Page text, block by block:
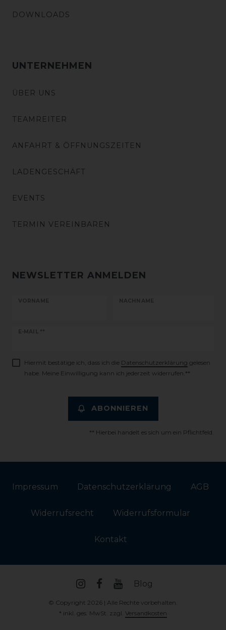
DOWNLOADS
UNTERNEHMEN
ÜBER UNS
TEAMREITER
ANFAHRT & ÖFFNUNGSZEITEN
LADENGESCHÄFT
EVENTS
TERMIN VEREINBAREN
NEWSLETTER ANMELDEN
VORNAME NACHNAME
E-MAIL **
Newsletter
Hiermit bestätige ich, dass ich die Daten­schutz­erklärung gelesen
habe. Meine Einwilligung kann ich jederzeit widerrufen.**
ABONNIEREN
** Hierbei handelt es sich um ein Pflichtfeld.
Impressum Daten­schutz­erklärung AGB
Widerrufs­recht Widerrufs­formular
Kontakt
Blog
© Copyright 2026 | Alle Rechte vorbehalten.
* inkl. ges. MwSt. zzgl. Versandkosten